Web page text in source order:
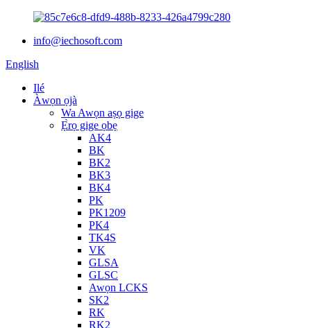
info@iechosoft.com
English
Ilé
Àwọn ọjà
Wa Awọn aṣọ gige
Ẹ̀rọ gige ọbẹ
AK4
BK
BK2
BK3
BK4
PK
PK1209
PK4
TK4S
VK
GLSA
GLSC
Awọn LCKS
SK2
RK
RK2